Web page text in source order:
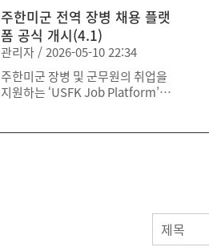
강화를 위한 재단의 다양한 활동에
대해 감사를 표하고, 향후에도 재단
사업을 지속적으로 후원하며 협력
범위를 확대해 나가기로 하였다. 이
날 자리에는 이용배 사장과 군 출신
인 여운태, 방종관 고문 등이 참석
주한미군 전역 장병 채용 플랫
폼 공식 개시(4.1)
관리자 / 2026-05-10 22:34
주한미군 장병 및 군무원의 취업을
지원하는 ‘USFK Job Platform’이
력 기반을 확대했으며, 기업들로부